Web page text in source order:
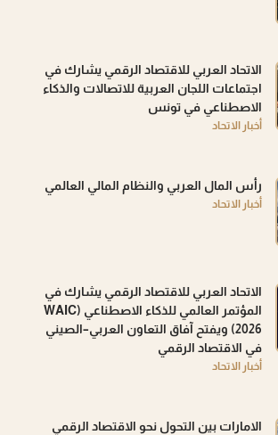
الاتحاد العربي للاقتصاد الرقمي يشارك في
اجتماعات اللجان العربية للاتصالات والذكاء
الاصطناعي في تونس
أخبار الاتحاد
رأس المال العربي والنظام المالي العالمي
أخبار الاتحاد
الاتحاد العربي للاقتصاد الرقمي يشارك في
المؤتمر العالمي للذكاء الاصطناعي (WAIC
2026) ويفتح آفاق التعاون العربي–الصيني
في الاقتصاد الرقمي
أخبار الاتحاد
الامارات بين التحول نحو الاقتصاد الرقمي